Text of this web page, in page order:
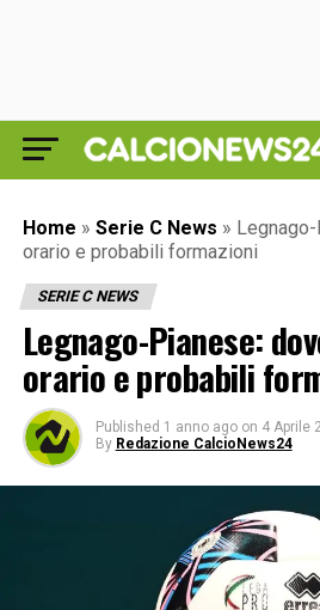
Home » Serie C News »
orario e probabili formazioni
SERIE C NEWS
Legnago-Pianese:
orario e probabili
Published 1 anno ago on 4 Aprile
By Redazione CalcioNews24